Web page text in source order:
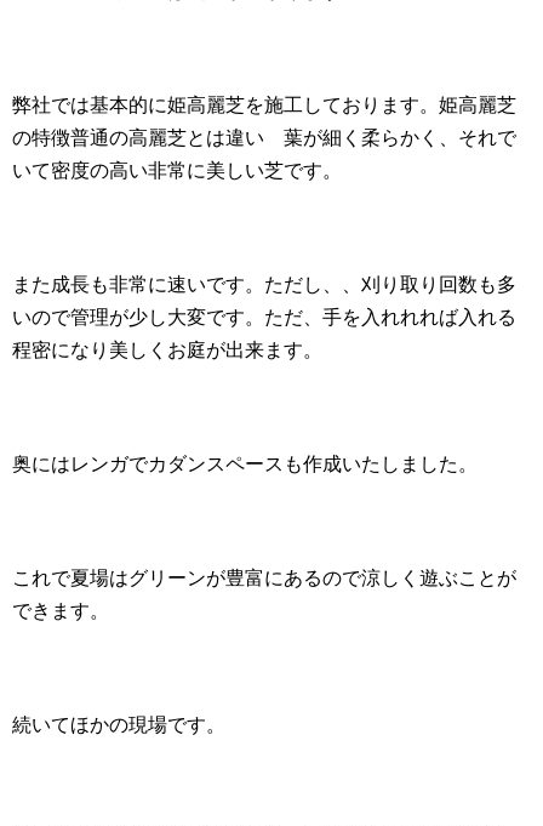
弊社では基本的に姫高麗芝を施工しております。姫高麗芝
の特徴普通の高麗芝とは違い 葉が細く柔らかく、それで
いて密度の高い非常に美しい芝です。
また成長も非常に速いです。ただし、、刈り取り回数も多
いので管理が少し大変です。ただ、手を入れれれば入れる
程密になり美しくお庭が出来ます。
奥にはレンガでカダンスペースも作成いたしました。
これで夏場はグリーンが豊富にあるので涼しく遊ぶことが
できます。
続いてほかの現場です。